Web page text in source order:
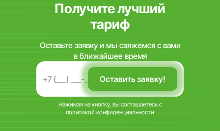
Получите лучший
тариф
Оставьте заявку и мы свяжемся с вами
в ближайшее время
Нажимая на кнопку, вы соглашаетесь с
политикой конфиденциальности